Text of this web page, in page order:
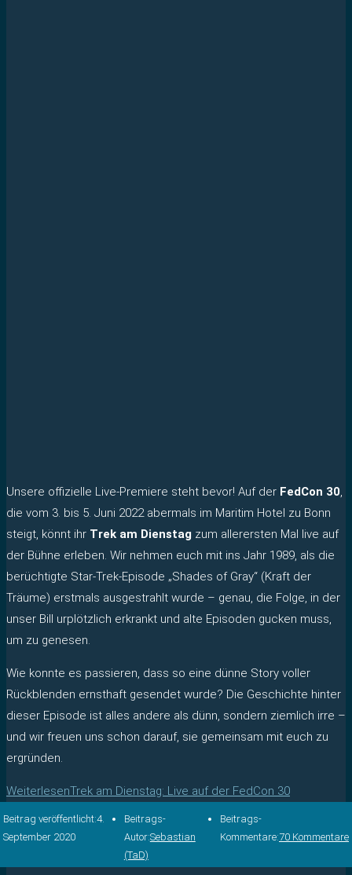
Unsere offizielle Live-Premiere steht bevor! Auf der FedCon 30,
die vom 3. bis 5. Juni 2022 abermals im Maritim Hotel zu Bonn
steigt, könnt ihr Trek am Dienstag zum allerersten Mal live auf
der Bühne erleben. Wir nehmen euch mit ins Jahr 1989, als die
berüchtigte Star-Trek-Episode „Shades of Gray“ (Kraft der
Träume) erstmals ausgestrahlt wurde – genau, die Folge, in der
unser Bill urplötzlich erkrankt und alte Episoden gucken muss,
um zu genesen.
Wie konnte es passieren, dass so eine dünne Story voller
Rückblenden ernsthaft gesendet wurde? Die Geschichte hinter
dieser Episode ist alles andere als dünn, sondern ziemlich irre –
und wir freuen uns schon darauf, sie gemeinsam mit euch zu
ergründen.
WeiterlesenTrek am Dienstag: Live auf der FedCon 30
Beitrag veröffentlicht:4.
September 2020
Beitrags-
Autor:Sebastian
(TaD)
Beitrags-
Kommentare:70 Kommentare